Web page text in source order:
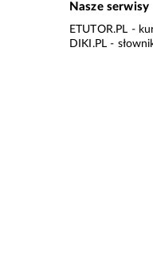
Nasze serwisy
ETUTOR.PL -
DIKI.PL -